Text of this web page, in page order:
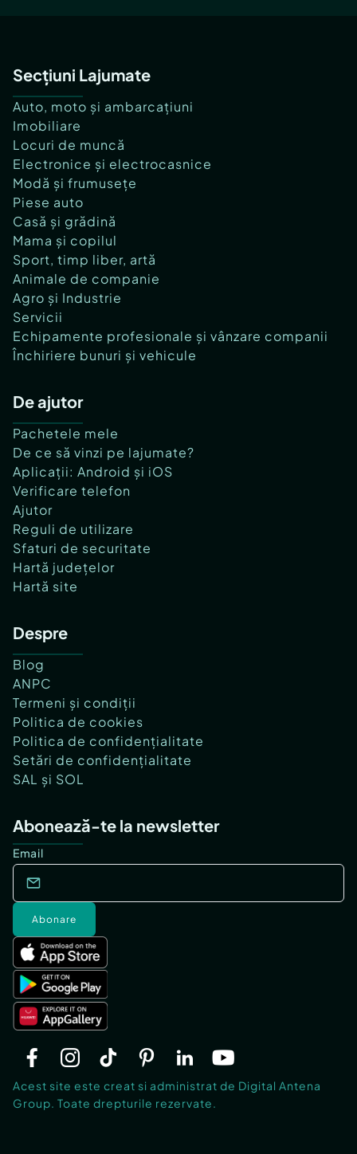
Secțiuni Lajumate
Auto, moto și ambarcațiuni
Imobiliare
Locuri de muncă
Electronice și electrocasnice
Modă și frumusețe
Piese auto
Casă și grădină
Mama și copilul
Sport, timp liber, artă
Animale de companie
Agro și Industrie
Servicii
Echipamente profesionale și vânzare companii
Închiriere bunuri și vehicule
De ajutor
Pachetele mele
De ce să vinzi pe lajumate?
Aplicații: Android și iOS
Verificare telefon
Ajutor
Reguli de utilizare
Sfaturi de securitate
Hartă județelor
Hartă site
Despre
Blog
ANPC
Termeni și condiții
Politica de cookies
Politica de confidențialitate
Setări de confidențialitate
SAL și SOL
Abonează-te la newsletter
Email
Abonare
Acest site este creat si administrat de Digital Antena
Group. Toate drepturile rezervate.